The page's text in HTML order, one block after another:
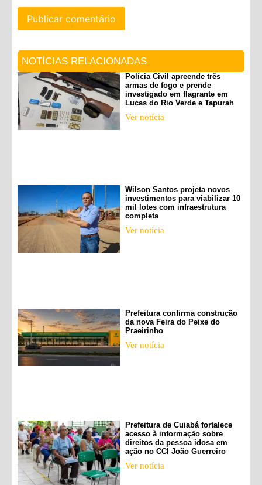
NOTÍCIAS RELACIONADAS
Polícia Civil apreende três
armas de fogo e prende
investigado em flagrante em
Lucas do Rio Verde e Tapurah
Ver notícia
Wilson Santos projeta novos
investimentos para viabilizar 10
mil lotes com infraestrutura
completa
Ver notícia
Prefeitura confirma construção
da nova Feira do Peixe do
Praeirinho
Ver notícia
Prefeitura de Cuiabá fortalece
acesso à informação sobre
direitos da pessoa idosa em
ação no CCI João Guerreiro
Ver notícia